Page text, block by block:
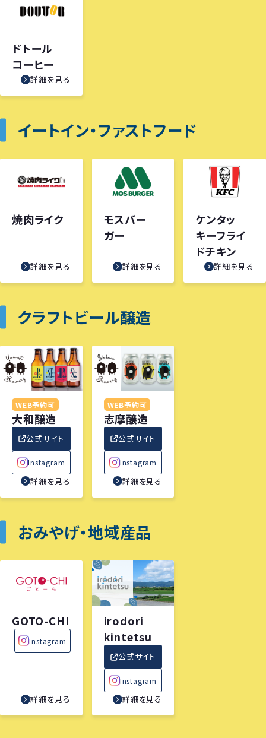
ドトール
コーヒー
詳細を見る
イートイン・ファストフード
焼肉ライク
詳細を見る
モスバー
ガー
詳細を見る
ケンタッ
キーフライ
ドチキン
詳細を見る
クラフトビール醸造
WEB予約可
大和醸造
公式サイト
Instagram
詳細を見る
WEB予約可
志摩醸造
公式サイト
Instagram
詳細を見る
おみやげ・地域産品
GOTO-CHI
Instagram
詳細を見る
irodori
kintetsu
公式サイト
Instagram
詳細を見る